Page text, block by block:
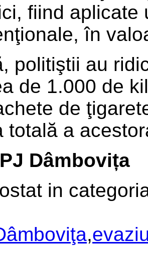
fiind aplicate
în
politiştii au
de 1.000 de
de
totală a
Dâmbovița
in
,